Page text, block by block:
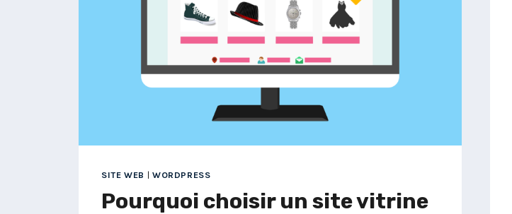
SITE WEB | WORDPRESS
Pourquoi choisir un site vitrine